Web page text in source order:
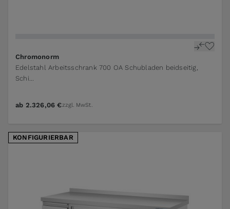
Chromonorm
Edelstahl Arbeitsschrank 700 OA Schubladen beidseitig,
Schi...
The price depends on the options chosen on the
ab 2.326,06 €zzgl. MwSt.
KONFIGURIERBAR